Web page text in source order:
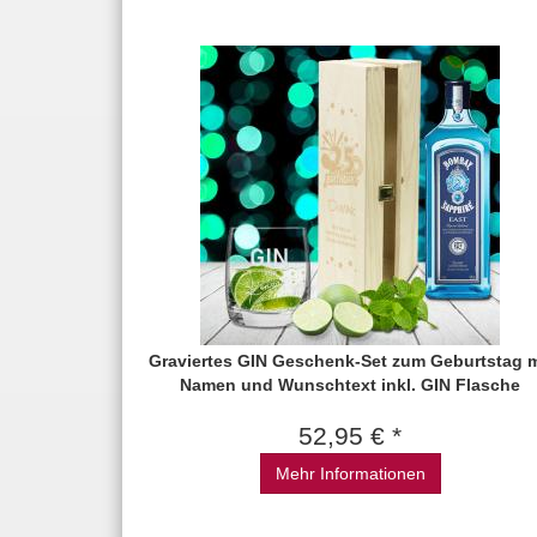
Graviertes GIN Geschenk-Set zum Geburtstag
Namen und Wunschtext inkl. GIN Flasche
52,95 € *
Mehr Informationen